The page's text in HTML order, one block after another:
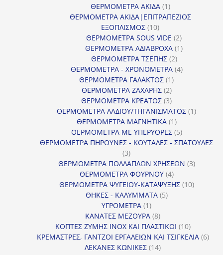
προϊόντα
ΘΕΡΜΟΜΕΤΡΑ ΑΚΙΔΑ 11
προϊόν
ΘΕΡΜΟΜΕΤΡΑ ΑΚΙΔΑ|ΕΠΙΤΡΑΠΕΖΙΟΣ
ΕΞΟΠΛΙΣΜΟΣ 1010
προϊόντα
ΘΕΡΜΟΜΕΤΡΑ SOUS VIDE 22
προϊόντα
ΘΕΡΜΟΜΕΤΡΑ ΑΔΙΑΒΡΟΧΑ 11
ΘΕΡΜΟΜΕΤΡΑ ΤΣΕΠΗΣ 22
προϊόντα
ΘΕΡΜΟΜΕΤΡΑ - ΧΡΟΝΟΜΕΤΡΑ 44
ΘΕΡΜΟΜΕΤΡΑ ΓΑΛΑΚΤΟΣ 11
προϊόν
ΘΕΡΜΟΜΕΤΡΑ ΖΑΧΑΡΗΣ 22
προϊόντα
ΘΕΡΜΟΜΕΤΡΑ ΚΡΕΑΤΟΣ 33
προϊόντα
ΘΕΡΜΟΜΕΤΡΑ ΛΑΔΙΟΥ/ΤΗΓΑΝΙΣΜΑΤΟΣ 11
ΘΕΡΜΟΜΕΤΡΑ ΜΑΓΝΗΤΙΚΑ 11
προϊόν
ΘΕΡΜΟΜΕΤΡΑ ΜΕ ΥΠΕΡΥΘΡΕΣ 55
προϊόντα
ΘΕΡΜΟΜΕΤΡΑ ΠΗΡΟΥΝΕΣ - ΚΟΥΤΑΛΕΣ - ΣΠΑΤΟΥΛΕΣ
33
προϊόντα
ΘΕΡΜΟΜΕΤΡΑ ΠΟΛΛΑΠΛΩΝ ΧΡΗΣΕΩΝ 33
ΘΕΡΜΟΜΕΤΡΑ ΦΟΥΡΝΟΥ 44
προϊόντα
ΘΕΡΜΟΜΕΤΡΑ ΨΥΓΕΙΟΥ-ΚΑΤΑΨΥΞΗΣ 1010
ΘΗΚΕΣ - ΚΑΛΥΜΜΑΤΑ 55
ΥΓΡΟΜΕΤΡΑ 11
προϊόν
ΚΑΝΑΤΕΣ ΜΕΖΟΥΡΑ 88
προϊόντα
ΚΟΠΤΕΣ ΖΥΜΗΣ INOX ΚΑΙ ΠΛΑΣΤΙΚΟΙ 1010
προϊόντα
ΚΡΕΜΑΣΤΡΕΣ, ΓΑΝΤΖΟΙ ΕΡΓΑΛΕΙΩΝ ΚΑΙ ΤΣΙΓΚΕΛΙΑ 66
ΛΕΚΑΝΕΣ ΚΩΝΙΚΕΣ 1414